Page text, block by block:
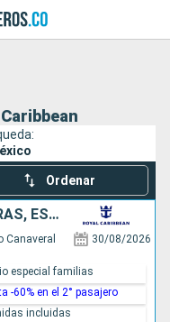
Ordenar
BAHAMAS, MÉXICO, HONDURAS, ESTADOS UNIDOS
Canaveral 30/08/2026
especial familias
-60% en el 2° pasajero
incluidas